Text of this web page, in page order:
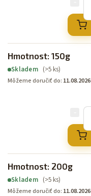
Hmotnost: 150g
Skladem (>5 ks)
Môžeme doručiť do: 11.08.2026
Hmotnost: 200g
Skladem (>5 ks)
Môžeme doručiť do: 11.08.2026